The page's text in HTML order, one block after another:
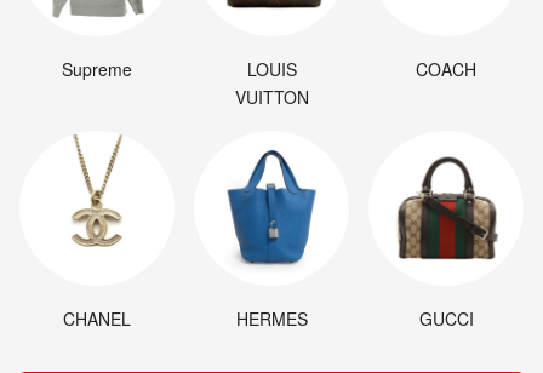
Supreme
LOUIS
VUITTON
COACH
CHANEL HERMES GUCCI